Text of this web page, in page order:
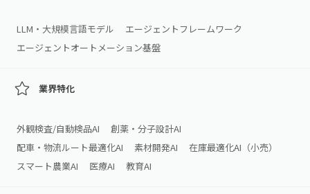
LLM・大規模言語モデル
エージェントフレームワーク
エージェントオートメーション基盤
業界特化
外観検査/自動検品AI
創薬・分子設計AI
配車・物流ルート最適化AI
素材開発AI
在庫最適化AI（小売）
スマート農業AI
医療AI 教育AI